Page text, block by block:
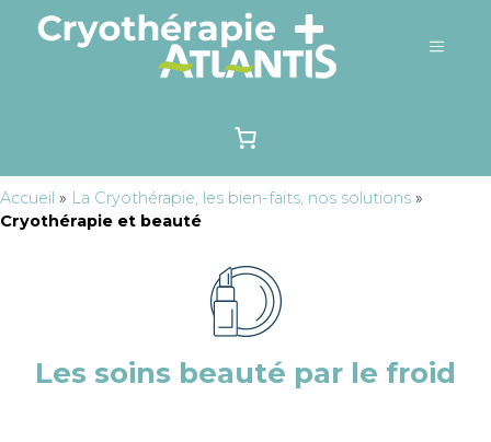
Accueil » La Cryothérapie, les bien-faits, nos solutions »
Cryothérapie et beauté
Les soins beauté par le froid